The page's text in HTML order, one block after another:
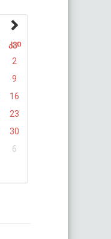
კვი
2
9
16
23
30
6